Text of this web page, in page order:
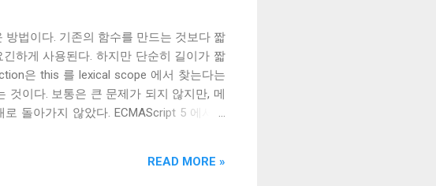
법이다. 기존의 함수를 만드는 것보다 짧
하게 사용된다. 하지만 단순히 길이가 짧
은 this 를 lexical scope 에서 찾는다는
것이다. 보통은 큰 문제가 되지 않지만, 메
돌아가지 않았다. ECMAScript 5 에서는
binding 된 함수를 만들면 된다.
READ MORE »